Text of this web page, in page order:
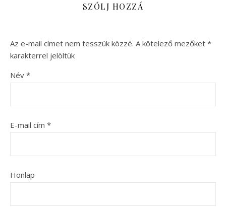
SZÓLJ HOZZÁ
Az e-mail címet nem tesszük közzé. A kötelező mezőket *
karakterrel jelöltük
Név *
E-mail cím *
Honlap